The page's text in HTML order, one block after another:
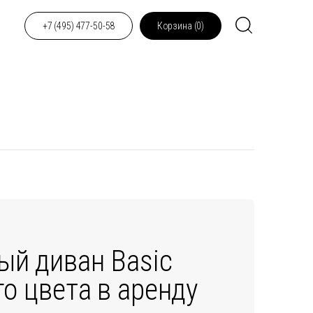
+7 (495) 477-50-58 Корзина (0)
диван Basic
цвета в аренду